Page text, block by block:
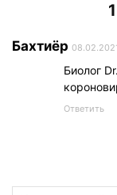
Бахтиёр
Биолог
Ответить